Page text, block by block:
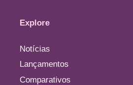
Explore
Notícias
Lançamentos
Comparativos